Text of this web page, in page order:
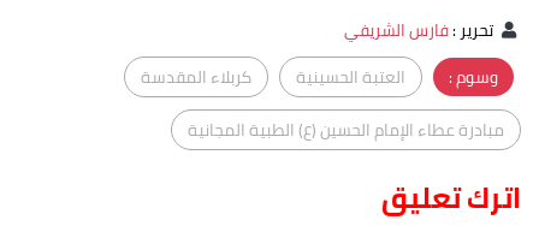
تحرير:فارس الشريفي
وسوم :
العتبة الحسينية
كربلاء المقدسة
مبادرة عطاء الإمام الحسين (ع) الطبية المجانية
اترك تعليق